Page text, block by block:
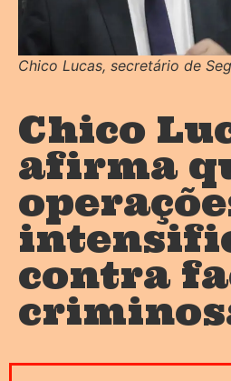
Chico Lucas, secretário de
Chico
afirma
contra